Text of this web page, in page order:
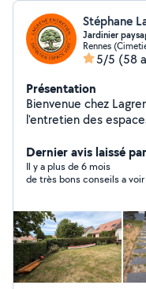
Stéphane
Jardinier
Rennes
5/5 (58
Présentation
Bienvenue chez
l'entretien des
et l'entretien de
Rennes et dans toute
Seine-et-Marne 77
Dernier avis laissé
Il y a plus de 6 mois
de très